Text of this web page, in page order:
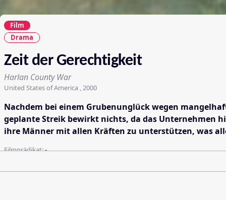
Film
Drama
Zeit der Gerechtigkeit
Harlan County War
United States of America , 2000
Nachdem bei einem Grubenunglück wegen
geplante Streik bewirkt nichts, da das Unternehmen
ihre Männer mit allen Kräften zu unterstützen, was
Filmprädikat:-